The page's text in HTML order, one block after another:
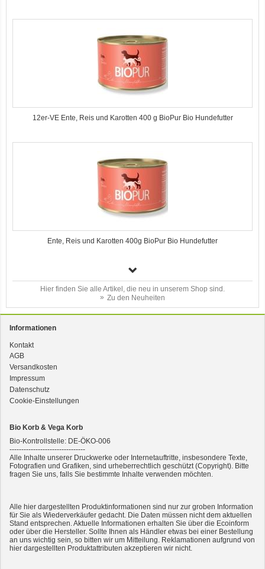
12er-VE Ente, Reis und Karotten 400 g BioPur Bio Hundefutter
Ente, Reis und Karotten 400g BioPur Bio Hundefutter
3er-SET Bio Sticks Soft (weiche Hundeleckerli) Huhn 150g Dog's Love
Hier finden Sie alle Artikel, die neu in unserem Shop sind.
Zu den Neuheiten
Informationen
Kontakt
AGB
Versandkosten
Impressum
Datenschutz
Cookie-Einstellungen
Bio Korb & Vega Korb
Bio-Kontrollstelle: DE-ÖKO-006
--------------------------------
Alle Inhalte unserer Druckwerke oder Internetauftritte, insbesondere Texte,
Fotografien und Grafiken, sind urheberrechtlich geschützt (Copyright). Bitte
fragen Sie uns, falls Sie bestimmte Inhalte verwenden möchten.
Alle hier dargestellten Produktinformationen sind nur zur groben Information
für Sie als Wiederverkäufer gedacht. Die Daten müssen nicht dem aktuellen
Stand entsprechen. Aktuelle Informationen erhalten Sie über die Ecoinform
oder über die Hersteller. Sollte Ihnen als Händler etwas bei einer Bestellung
an uns wichtig sein, so bitten wir um Mitteilung. Reklamationen aufgrund von
hier dargestellten Produktattributen akzeptieren wir nicht.